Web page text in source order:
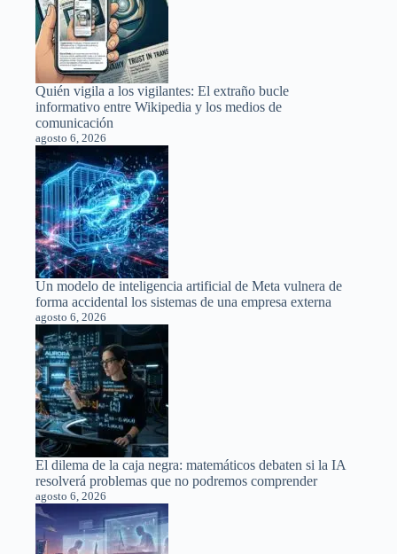
Quién vigila a los vigilantes: El extraño bucle
informativo entre Wikipedia y los medios de
comunicación
agosto 6, 2026
Un modelo de inteligencia artificial de Meta vulnera de
forma accidental los sistemas de una empresa externa
agosto 6, 2026
El dilema de la caja negra: matemáticos debaten si la IA
resolverá problemas que no podremos comprender
agosto 6, 2026